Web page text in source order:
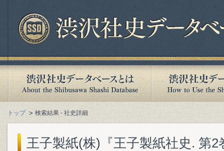
トップ 検索結果 - 社史詳細
王子製紙(株)『王子製紙社史. 第2